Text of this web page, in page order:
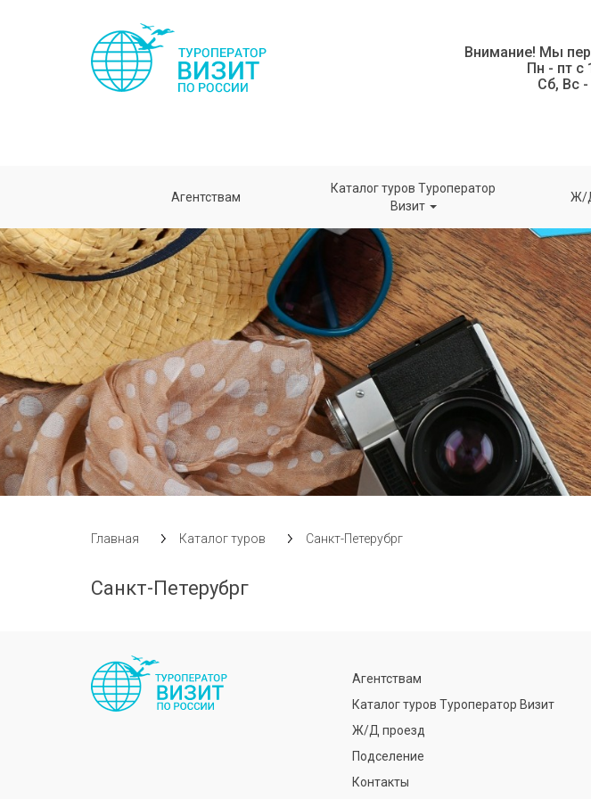
Внимание! Мы
Пн - пт с
Сб, Вс
Агентствам
Каталог туров Туроператор
Визит
Ж/
Главная Каталог туров Санкт-Петерубрг
Санкт-Петерубрг
Агентствам
Каталог туров Туроператор Визит
Ж/Д проезд
Подселение
Контакты